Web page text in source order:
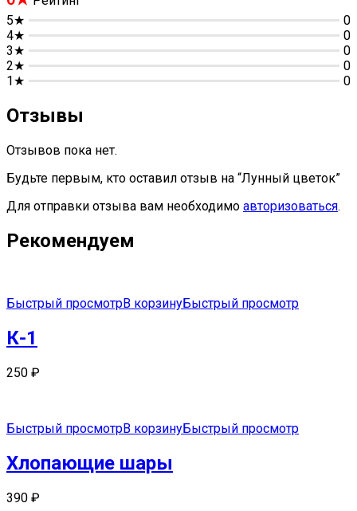
5★
0
4★
0
3★
0
2★
0
1★
0
Отзывы
Отзывов пока нет.
Будьте первым, кто оставил отзыв на “Лунный цветок”
Для отправки отзыва вам необходимо авторизоваться.
Рекомендуем
Быстрый просмотрВ корзинуБыстрый просмотр
К-1
250 ₽
Быстрый просмотрВ корзинуБыстрый просмотр
Хлопающие шары
390 ₽